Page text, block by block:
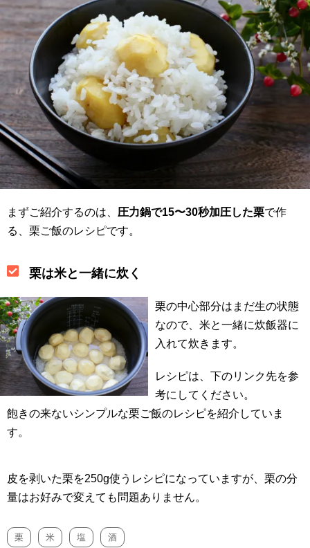
まずご紹介するのは、 圧力鍋で15〜30秒加圧した栗で作
る、栗ご飯のレシピです。
栗は米と一緒に炊く
栗の中心部分はまだ生の状態
なので、米と一緒に炊飯器に
入れて炊きます。
レシピは、下のリンク先を参
考にしてください。
飽きの来ないシンプルな栗ご飯のレシピを紹介していま
す。
皮を剥いた栗を250g使うレシピになっていますが、栗の分
量はお好みで変えても問題ありません。
栗 米 塩 酒